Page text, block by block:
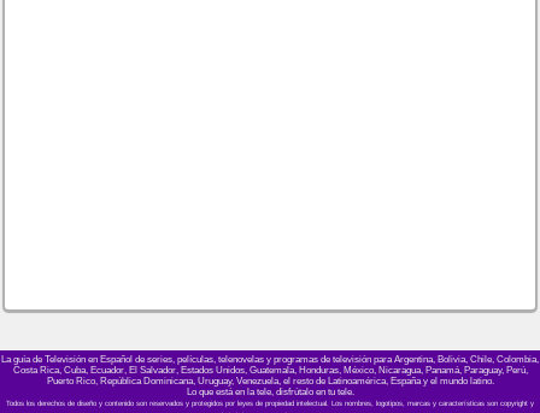
La guía de Televisión en Español de series, películas, telenovelas y programas de televisión para Argentina, Bolivia, Chile, Colombia,
Costa Rica, Cuba, Ecuador, El Salvador, Estados Unidos, Guatemala, Honduras, México, Nicaragua, Panamá, Paraguay, Perú,
Puerto Rico, República Dominicana, Uruguay, Venezuela, el resto de Latinoamérica, España y el mundo latino.
Lo que está en la tele, disfrútalo en tu tele.